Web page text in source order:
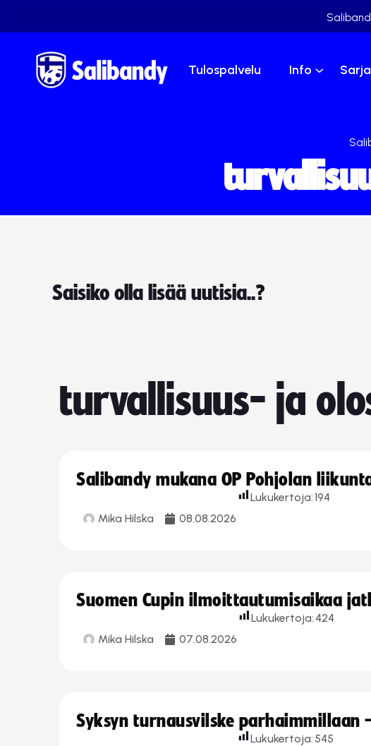
Tulospalvelu Info
Saisiko olla lisää uutisia..?
turvallisuus- ja
Salibandy mukana OP Pohjolan
Mika Hilska 08.08.2026
Lukukertoja:194
Suomen Cupin ilmoittautumisaikaa
Mika Hilska 07.08.2026
Lukukertoja: 424
Syksyn turnausvilske parhaimmillaan
Lukukertoja: 545